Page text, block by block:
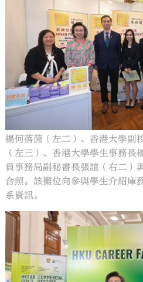
楊何蓓茵（左二）、香港大學副
（左三）、香港大學學生事務長
員事務局副秘書長張誼（右二）
合照。該攤位向參與學生介紹庫
系資訊。